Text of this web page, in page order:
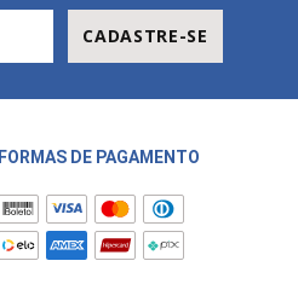
CADASTRE-SE
FORMAS DE PAGAMENTO